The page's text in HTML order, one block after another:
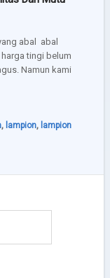
abal  abal
tingi belum
Namun kami
, lampion, lampion